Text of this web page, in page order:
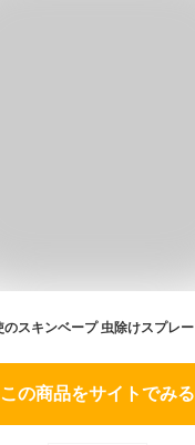
この商品をサイトでみる